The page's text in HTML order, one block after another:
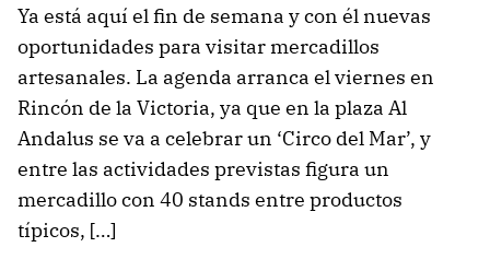
Ya está aquí el fin de semana y con él nuevas
oportunidades para visitar mercadillos
artesanales. La agenda arranca el viernes en
Rincón de la Victoria, ya que en la plaza Al
Andalus se va a celebrar un ‘Circo del Mar’, y
entre las actividades previstas figura un
mercadillo con 40 stands entre productos
típicos, […]